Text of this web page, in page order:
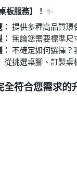
板服務】！ ✨
提供多種高品質環
無論您需要標準尺
不確定如何選擇？
從挑選桌腳、訂製桌
符合您需求的